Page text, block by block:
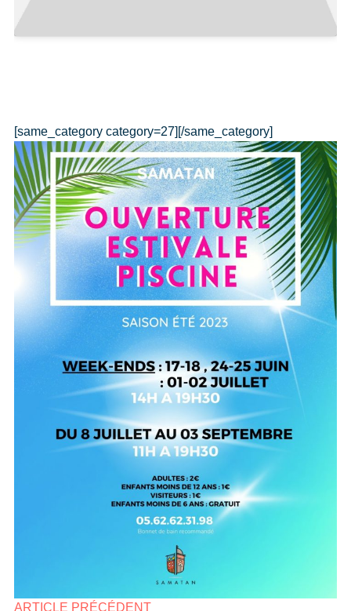
[same_category category=27][/same_category]
ARTICLE PRÉCÉDENT